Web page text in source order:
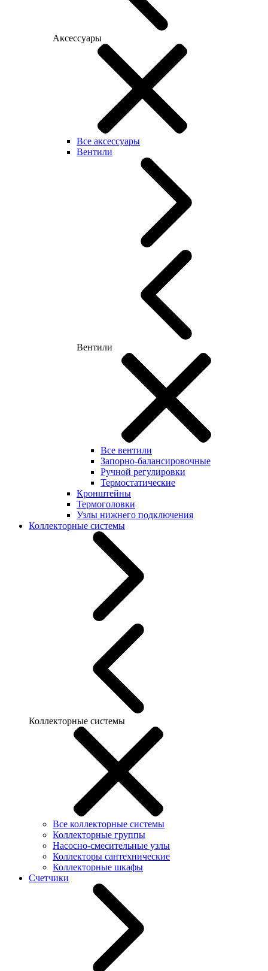
Аксессуары
Все аксессуары
Вентили
Вентили
Все вентили
Запорно-балансировочные
Ручной регулировки
Термостатические
Кронштейны
Термоголовки
Узлы нижнего подключения
Коллекторные системы
Коллекторные системы
Все коллекторные системы
Коллекторные группы
Насосно-смесительные узлы
Коллекторы сантехнические
Коллекторные шкафы
Счетчики